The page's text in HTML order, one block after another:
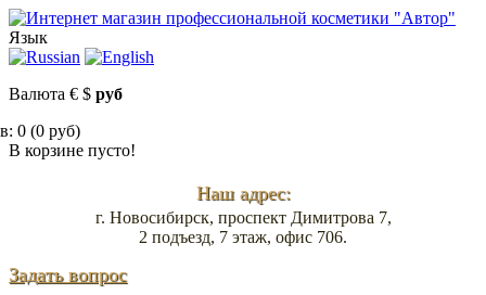
Язык
Валюта € $ руб
0 (0 руб)
В корзине пусто!
Наш адрес:
г. Новосибирск, проспект Димитрова 7,
2 подъезд, 7 этаж, офис 706.
Задать вопрос